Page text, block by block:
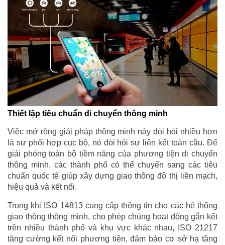
Thiết lập tiêu chuẩn di chuyển thông minh
Việc mở rộng giải pháp thông minh này đòi hỏi nhiều hơn
là sự phối hợp cục bộ, nó đòi hỏi sự liên kết toàn cầu. Để
giải phóng toàn bộ tiềm năng của phương tiện di chuyển
thông minh, các thành phố có thể chuyển sang các tiêu
chuẩn quốc tế giúp xây dựng giao thông đô thị liền mạch,
hiệu quả và kết nối.
Trong khi ISO 14813 cung cấp thông tin cho các hệ thống
giao thông thông minh, cho phép chúng hoạt động gắn kết
trên nhiều thành phố và khu vực khác nhau, ISO 21217
tăng cường kết nối phương tiện, đảm bảo cơ sở hạ tầng